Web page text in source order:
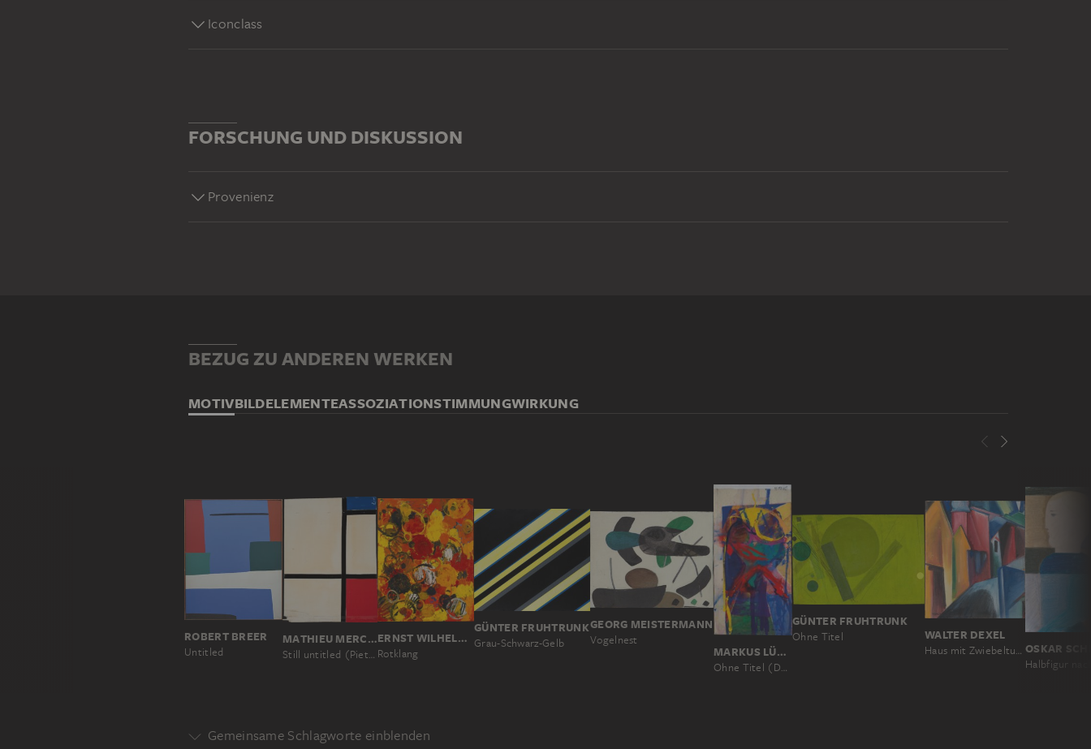
Iconclass
FORSCHUNG UND DISKUSSION
Provenienz
BEZUG ZU ANDEREN WERKEN
MOTIVBILDELEMENTEASSOZIATIONSTIMMUNGWIRKUNG
ROBERT BREER
Untitled
MATHIEU MERCIER
Still untitled (Piet Mondrian)
ERNST WILHELM NAY
Rotklang
GÜNTER FRUHTRUNK
Grau-Schwarz-Gelb
GEORG MEISTERMANN
Vogelnest
MARKUS LÜPERTZ
Ohne Titel (Donald Duck Serie)
GÜNTER FRUHTRUNK
Ohne Titel WALTER DEXEL
Haus mit Zwiebelturm (Fragment)
Gemeinsame Schlagworte einblenden